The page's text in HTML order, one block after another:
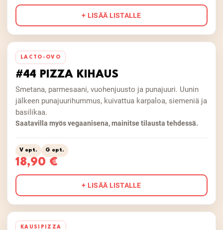
+ LISÄÄ LISTALLE
LACTO-OVO
#44 PIZZA KIHAUS
Smetana, parmesaani, vuohenjuusto ja punajuuri. Uunin
jälkeen punajuurihummus, kuivattua karpaloa, siemeniä ja
basilikaa.
Saatavilla myös vegaanisena, mainitse tilausta tehdessä.
V opt. G opt.
18,90 €
+ LISÄÄ LISTALLE
KAUSIPIZZA